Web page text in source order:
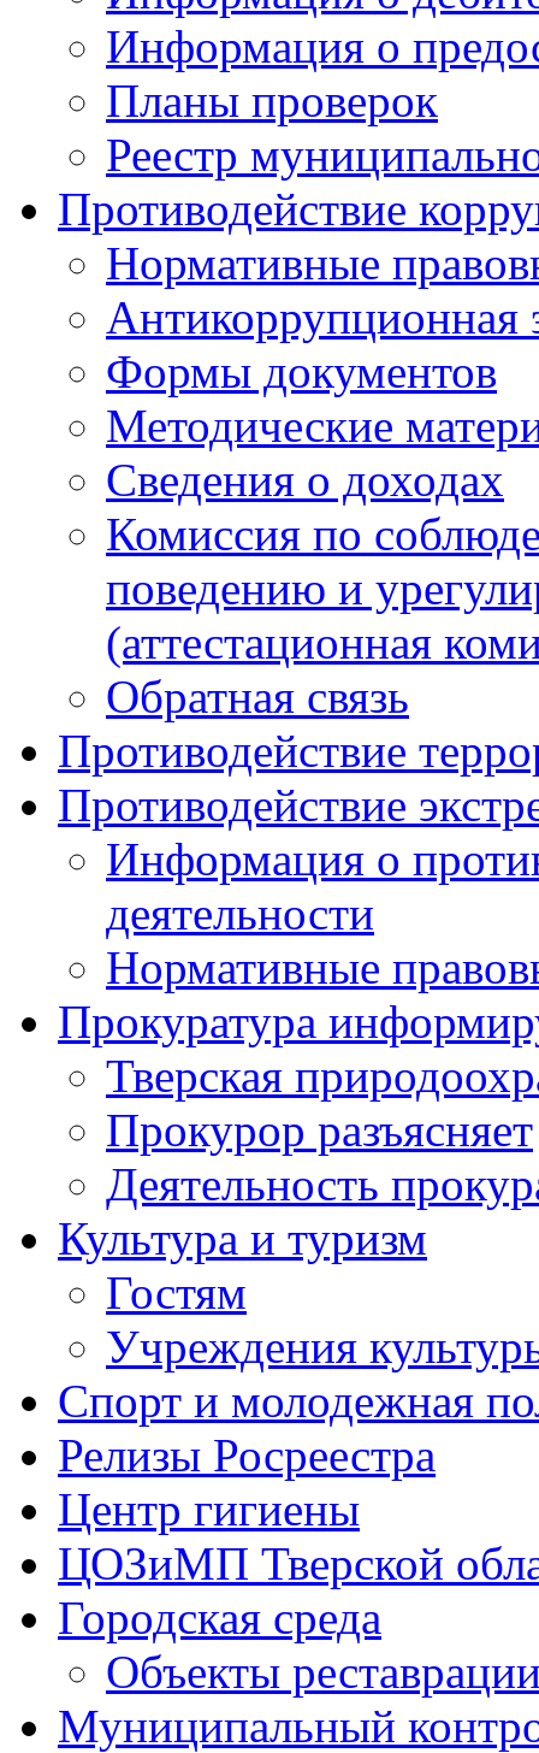
Информация о
Планы проверок
Реестр
Противодействие
Нормативные
Антикоррупционная
Формы документов
Методические
Сведения о доходах
Комиссия по
поведению и
(аттестационная
Обратная связь
Противодействие
Противодействие
Информация о
деятельности
Нормативные
Прокуратура
Тверская
Прокурор разъясняет
Деятельность
Культура и туризм
Гостям
Учреждения
Спорт и молодежная
Релизы Росреестра
Центр гигиены
ЦОЗиМП Тверской
Городская среда
Объекты
Муниципальный